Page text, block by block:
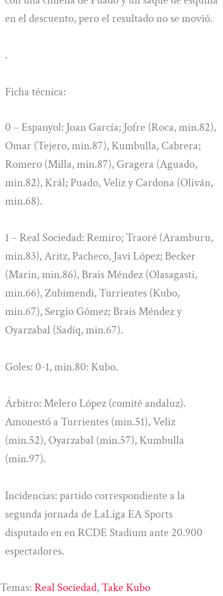
en el descuento, pero el resultado no se movió.
.
Ficha técnica:
0 – Espanyol: Joan García; Jofre (Roca, min.82),
Omar (Tejero, min.87), Kumbulla, Cabrera;
Romero (Milla, min.87), Gragera (Aguado,
min.82), Král; Puado, Veliz y Cardona (Oliván,
min.68).
1 – Real Sociedad: Remiro; Traoré (Aramburu,
min.83), Aritz, Pacheco, Javi López; Becker
(Marin, min.86), Brais Méndez (Olasagasti,
min.66), Zubimendi, Turrientes (Kubo,
min.67), Sergio Gómez; Brais Méndez y
Oyarzabal (Sadiq, min.67).
Goles: 0-1, min.80: Kubo.
Árbitro: Melero López (comité andaluz).
Amonestó a Turrientes (min.51), Veliz
(min.52), Oyarzabal (min.57), Kumbulla
(min.97).
Incidencias: partido correspondiente a la
segunda jornada de LaLiga EA Sports
disputado en en RCDE Stadium ante 20.900
espectadores.
Temas: Real Sociedad, Take Kubo